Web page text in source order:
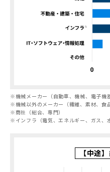
※機械メーカー（自動車、機械、電子機
※機械以外のメーカー（繊維、素材、食
※商社（総合、専門）
※ インフラ（電気、エネルギー、ガス、
【中途